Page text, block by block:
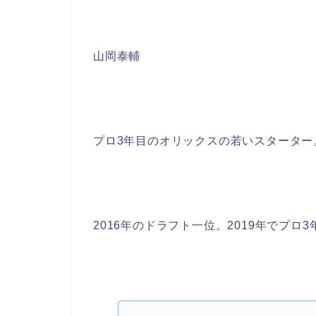
山岡泰輔
プロ3年目のオリックスの若いスターター
2016年のドラフト一位。2019年でプロ3